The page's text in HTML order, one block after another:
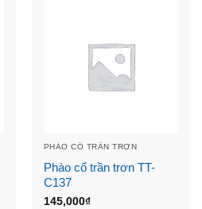
PHÀO CỔ TRẦN TRƠN
Phào cổ trần trơn TT-
C137
145,000₫